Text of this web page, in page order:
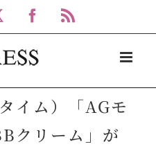
Facebook
イム）「AGモ
クリーム」が